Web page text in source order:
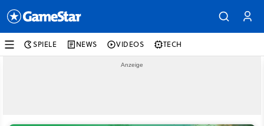
SPIELE NEWS VIDEOS TECH